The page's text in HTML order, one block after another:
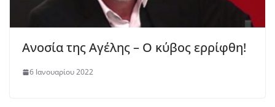
Ανοσία της Αγέλης – Ο κύβος ερρίφθη!
6 Ιανουαρίου 2022